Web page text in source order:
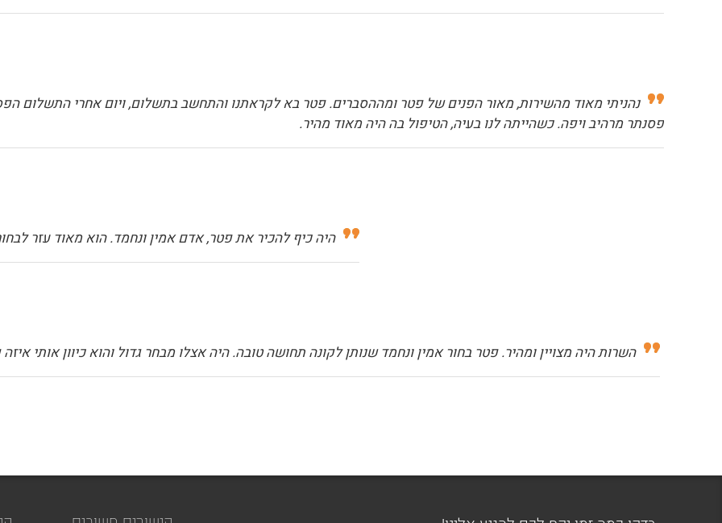
נהניתי מאוד מהשירות, מאור הפנים של פטר ומההסברים. פטר בא לקראתנו והתחשב בתשלום, ויום אחרי התשלום
פסנתר מרהיב ויפה. כשהייתה לנו בעיה, הטיפול בה היה מאוד מהיר.
היה כיף להכיר את פטר, אדם אמין ונחמד. הוא מאוד עזר
השרות היה מצויין ומהיר. פטר בחור אמין ונחמד שנותן לקונה תחושה טובה. היה אצלו מבחר גדול והוא כיוון אותי